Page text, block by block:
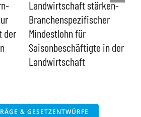
der
Landwirtschaft stärken-
Branchenspezifischer
Mindestlohn für
Saisonbeschäftigte in der
Landwirtschaft
& GESETZENTWÜRFE